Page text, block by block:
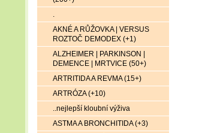
.
AKNÉ A RŮŽOVKA | VERSUS
ROZTOČ DEMODEX (+1)
ALZHEIMER | PARKINSON |
DEMENCE | MRTVICE (50+)
ARTRITIDA A REVMA (15+)
ARTRÓZA (+10)
..nejlepší kloubní výživa
ASTMA A BRONCHITIDA (+3)